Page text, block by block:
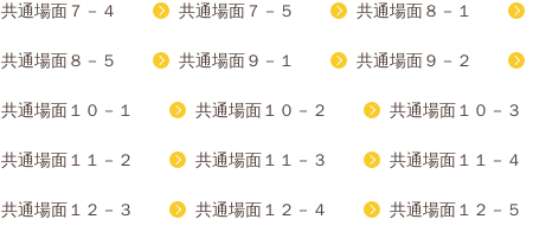
共通場面７－４ 共通場面７－５ 共通場面８－１
共通場面８－５ 共通場面９－１ 共通場面９－２
共通場面１０－１ 共通場面１０－２ 共通場面１０－３
共通場面１１－２ 共通場面１１－３ 共通場面１１－４
共通場面１２－３ 共通場面１２－４ 共通場面１２－５